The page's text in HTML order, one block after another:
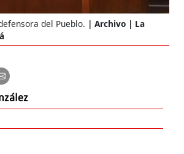
del Pueblo.
Archivo | La